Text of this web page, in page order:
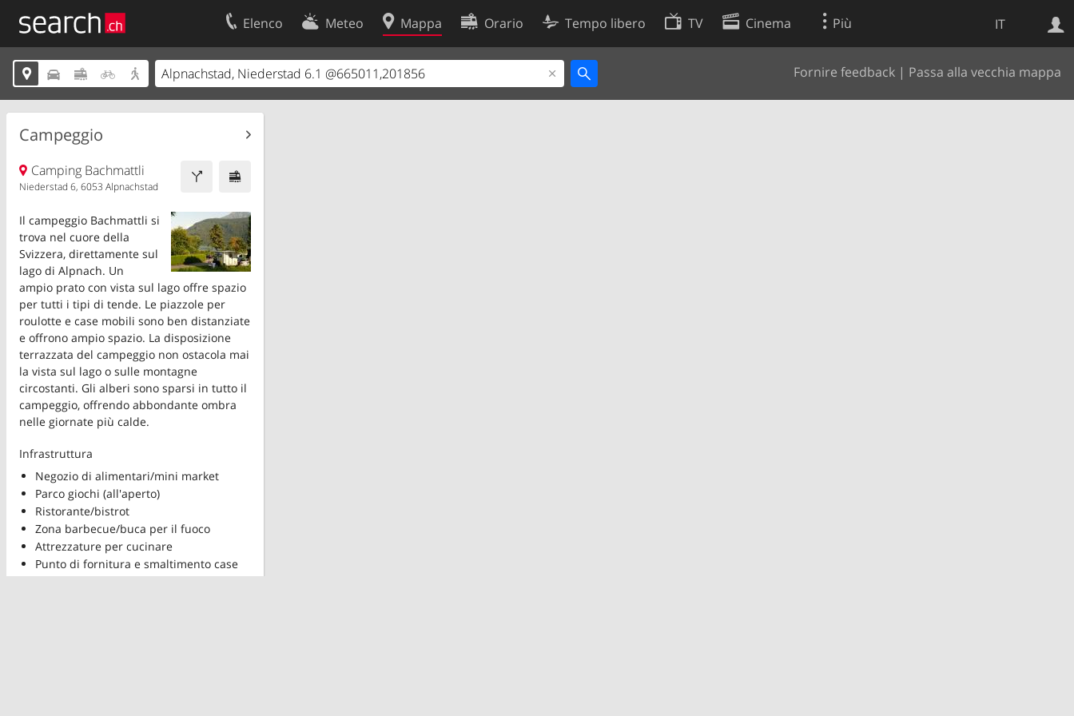
IT
Elenco Meteo Mappa Orario Tempo libero TV Cinema Più
     Fornire feedback | Passa alla vecchia mappa
Campeggio
Camping Bachmattli
Niederstad 6, 6053 Alpnachstad
Il campeggio Bachmattli si
trova nel cuore della
Svizzera, direttamente sul
lago di Alpnach. Un
ampio prato con vista sul lago offre spazio
per tutti i tipi di tende. Le piazzole per
roulotte e case mobili sono ben distanziate
e offrono ampio spazio. La disposizione
terrazzata del campeggio non ostacola mai
la vista sul lago o sulle montagne
circostanti. Gli alberi sono sparsi in tutto il
campeggio, offrendo abbondante ombra
nelle giornate più calde.
Infrastruttura
Negozio di alimentari/mini market
Parco giochi (all'aperto)
Ristorante/bistrot
Zona barbecue/buca per il fuoco
Attrezzature per cucinare
Punto di fornitura e smaltimento case
Ricerca Web
Il vostro profolio
Area clienti
Informazioni Legali
Contatti
Condizioni d’uso
Politica sui cookie
Preferenze cookie